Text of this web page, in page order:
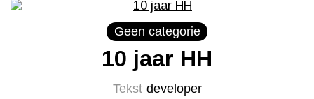
Geen categorie
10 jaar HH
Tekst developer